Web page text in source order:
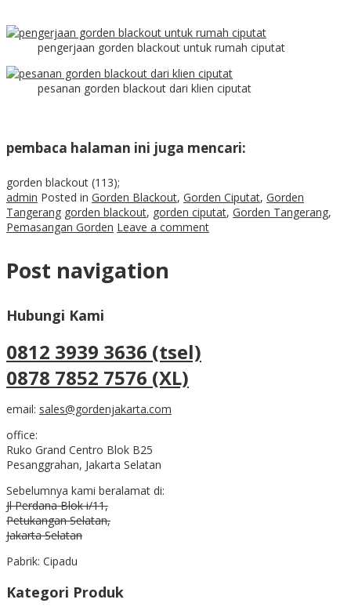
pengerjaan gorden blackout untuk rumah ciputat
pesanan gorden blackout dari klien ciputat
pembaca halaman ini juga mencari:
gorden blackout (113);
admin Posted in Gorden Blackout, Gorden Ciputat, Gorden
Tangerang gorden blackout, gorden ciputat, Gorden Tangerang,
Pemasangan Gorden Leave a comment
Post navigation
Hubungi Kami
0812 3939 3636 (tsel)
0878 7852 7576 (XL)
email: sales@gordenjakarta.com
office:
Ruko Grand Centro Blok B25
Pesanggrahan, Jakarta Selatan
Sebelumnya kami beralamat di:
Jl Perdana Blok i/11,
Petukangan Selatan,
Jakarta Selatan
Pabrik: Cipadu
Kategori Produk